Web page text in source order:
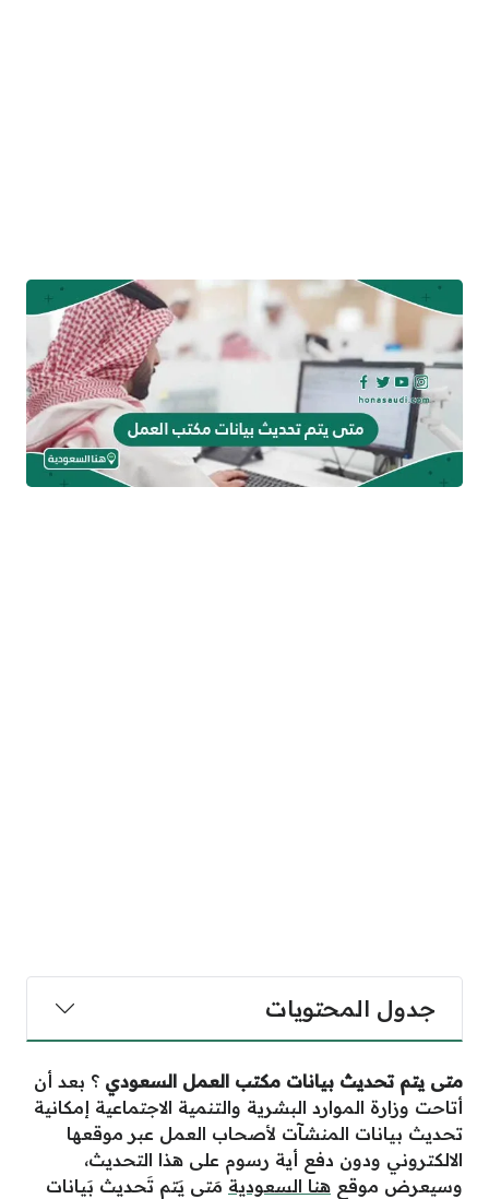
جدول المحتويات
متى يتم تحديث بيانات مكتب العمل السعودي ؟ بعد أن
أتاحت وزارة الموارد البشرية والتنمية الاجتماعية إمكانية
تحديث بيانات المنشآت لأصحاب العمل عبر موقعها
الالكتروني ودون دفع أية رسوم على هذا التحديث،
وسيعرض موقع هنا السعودية مَتى يَتم تَحديث بَيانات